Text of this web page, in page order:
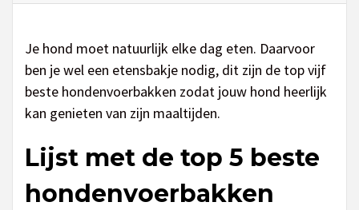
Je hond moet natuurlijk elke dag eten. Daarvoor
ben je wel een etensbakje nodig, dit zijn de top vijf
beste hondenvoerbakken zodat jouw hond heerlijk
kan genieten van zijn maaltijden.
Lijst met de top 5 beste
hondenvoerbakken